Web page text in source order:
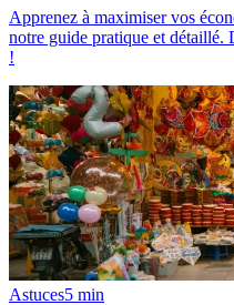
Apprenez à maximiser vos
notre guide pratique et détaillé.
!
Astuces5 min